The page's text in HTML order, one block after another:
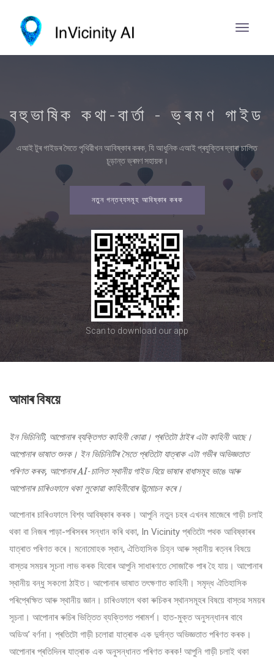
বহুভাষিক কথা-বাৰ্তা - ভ্ৰমণ গাইড
এআই টুৰ গাইডৰ সৈতে পৃথিৱীখন আবিষ্কাৰ কৰক, যি আধুনিক এআই প্ৰযুক্তিৰ দ্বাৰা চালিত
চূড়ান্ত ভ্ৰমণ সহায়ক।
নতুন গন্তব্যসমূহ আবিষ্কাৰ কৰক
Scan to download our app
আমাৰ বিষয়ে
ইন ভিচিনিটি, আপোনাৰ ব্যক্তিগত কাহিনী কোৱা। প্ৰতিটো ঠাইৰ এটা কাহিনী আছে।
আপোনাৰ ভাষাত শুনক। ইন ভিচিনিটিৰ সৈতে প্ৰতিটো যাত্ৰাক এটা গভীৰ অভিজ্ঞতাত
পৰিণত কৰক, আপোনাৰ AI-চালিত স্থানীয় গাইড যিয়ে ভাষাৰ বাধাসমূহ ভাঙে আৰু
আপোনাৰ চাৰিওফালে থকা লুকোৱা কাহিনীবোৰ উন্মোচন কৰে।
আপোনাৰ চাৰিওফালে বিশ্ব আবিষ্কাৰ কৰক। আপুনি নতুন চহৰ এখনৰ মাজেৰে গাড়ী চলাই
থকা বা নিজৰ পাড়া-পৰিসৰৰ সন্ধান কৰি থকা, In Vicinity প্ৰতিটো পথক আবিষ্কাৰৰ
যাত্ৰাত পৰিণত কৰে। মনোমোহক স্থান, ঐতিহাসিক চিহ্ন আৰু স্থানীয় ৰত্নৰ বিষয়ে
বাস্তৱ সময়ৰ সূচনা লাভ কৰক যিবোৰ আপুনি সাধাৰণতে সোজাকৈ পাৰ হৈ যায়। আপোনাৰ
স্থানীয় বন্ধু সকলো ঠাইত। আপোনাৰ ভাষাত তৎক্ষণাত কাহিনী। সমৃদ্ধ ঐতিহাসিক
পৰিপ্ৰেক্ষিত আৰু স্থানীয় জ্ঞান। চাৰিওফালে থকা ৰুচিকৰ স্থানসমূহৰ বিষয়ে বাস্তৱ সময়ৰ
সূচনা। আপোনাৰ ৰুচিৰ ভিত্তিত ব্যক্তিগত পৰামৰ্শ। হাত-মুক্ত অনুসন্ধানৰ বাবে
অডিঅ’ বৰ্ণনা। প্ৰতিটো গাড়ী চলোৱা যাত্ৰাক এক দুৰ্দান্ত অভিজ্ঞতাত পৰিণত কৰক।
আপোনাৰ প্ৰতিদিনৰ যাত্ৰাক এক অনুসন্ধানত পৰিণত কৰক! আপুনি গাড়ী চলাই থকা